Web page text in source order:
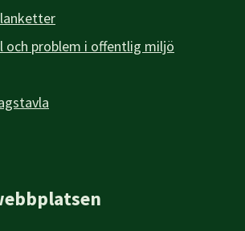
och problem i offentlig miljö